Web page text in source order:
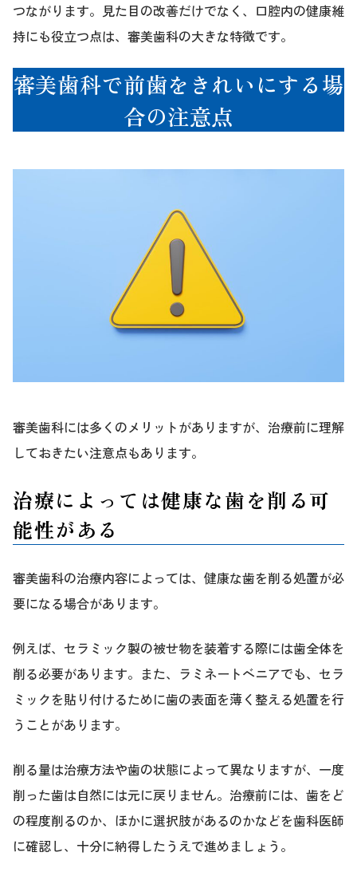
つながります。見た目の改善だけでなく、口腔内の健康維
持にも役立つ点は、審美歯科の大きな特徴です。
審美歯科で前歯をきれいにする場
合の注意点
審美歯科には多くのメリットがありますが、治療前に理解
しておきたい注意点もあります。
治療によっては健康な歯を削る可
能性がある
審美歯科の治療内容によっては、健康な歯を削る処置が必
要になる場合があります。
例えば、セラミック製の被せ物を装着する際には歯全体を
削る必要があります。また、ラミネートベニアでも、セラ
ミックを貼り付けるために歯の表面を薄く整える処置を行
うことがあります。
削る量は治療方法や歯の状態によって異なりますが、一度
削った歯は自然には元に戻りません。治療前には、歯をど
の程度削るのか、ほかに選択肢があるのかなどを歯科医師
に確認し、十分に納得したうえで進めましょう。